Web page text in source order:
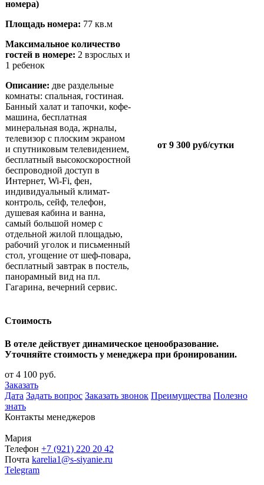
номера)
Площадь номера: 77 кв.м
Maксимальное количество
гостей в номере: 2 взрослых и
1 ребенок
Описание: две раздельные
комнаты: спальная, гостиная.
Банный халат и тапочки, кофе-
машина, бесплатная
минеральная вода, жрналы,
телевизор с плоским экраном
и спутниковым телевидением,
бесплатный высокоскоростной
беспроводной доступ в
Интернет, Wi-Fi, фен,
индивидуальный климат-
контроль, сейф, телефон,
душевая кабина и ванна,
самый большой номер с
отдельной жилой площадью,
рабочий уголок и письменный
стол, угощение от шеф-повара,
бесплатный завтрак в постель,
панорамный вид на пл.
Гагарина, вечерний сервис.
от 9 300 руб/сутки
Стоимость
В отеле действует динамическое ценообразование.
Уточняйте стоимость у менеджера при бронировании.
от 4 100 руб.
Заказать
Дата Задать вопрос Заказать звонок Преимущества Полезно
знать
Контакты менеджеров
Мария
Телефон +7 (921) 220 20 42
Почта karelia1@s-siyanie.ru
Telegram